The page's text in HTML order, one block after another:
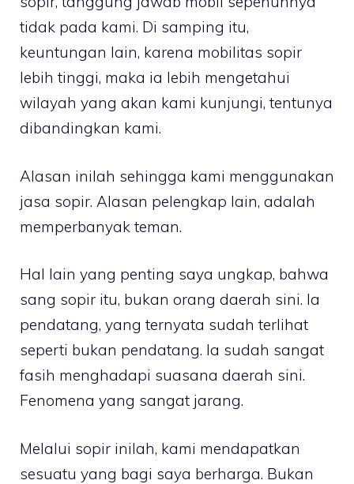
tidak pada kami. Di samping itu,
keuntungan lain, karena mobilitas sopir
lebih tinggi, maka ia lebih mengetahui
wilayah yang akan kami kunjungi, tentunya
dibandingkan kami.
Alasan inilah sehingga kami menggunakan
jasa sopir. Alasan pelengkap lain, adalah
memperbanyak teman.
Hal lain yang penting saya ungkap, bahwa
sang sopir itu, bukan orang daerah sini. Ia
pendatang, yang ternyata sudah terlihat
seperti bukan pendatang. Ia sudah sangat
fasih menghadapi suasana daerah sini.
Fenomena yang sangat jarang.
Melalui sopir inilah, kami mendapatkan
sesuatu yang bagi saya berharga. Bukan